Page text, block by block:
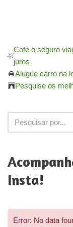
Cote o seguro
juros
Alugue carro na
Pesquise os
Insta!
Error: No data